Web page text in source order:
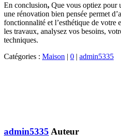
En conclusion, Que vous optiez pour
une rénovation bien pensée permet
fonctionnalité et l’esthétique de votre
les travaux, analysez vos besoins,
techniques.
Catégories : Maison | 0 | admin5335
admin5335 Auteur